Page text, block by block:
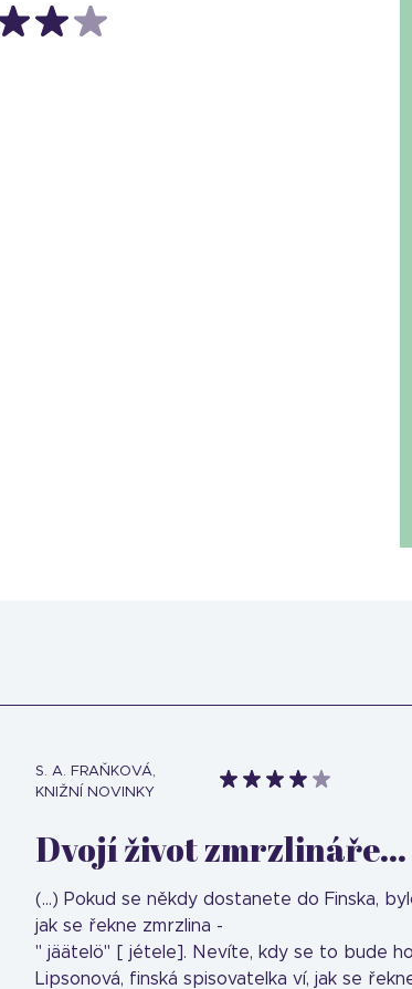
S. A. FRAŇKOVÁ,
KNIŽNÍ NOVINKY
Dvojí život zmrzlináře...
(...) Pokud se někdy dostanete do Finska,
jak se řekne zmrzlina -
" jäätelö" [ jétele]. Nevíte, kdy se to bude
Lipsonová, finská spisovatelka ví, jak se